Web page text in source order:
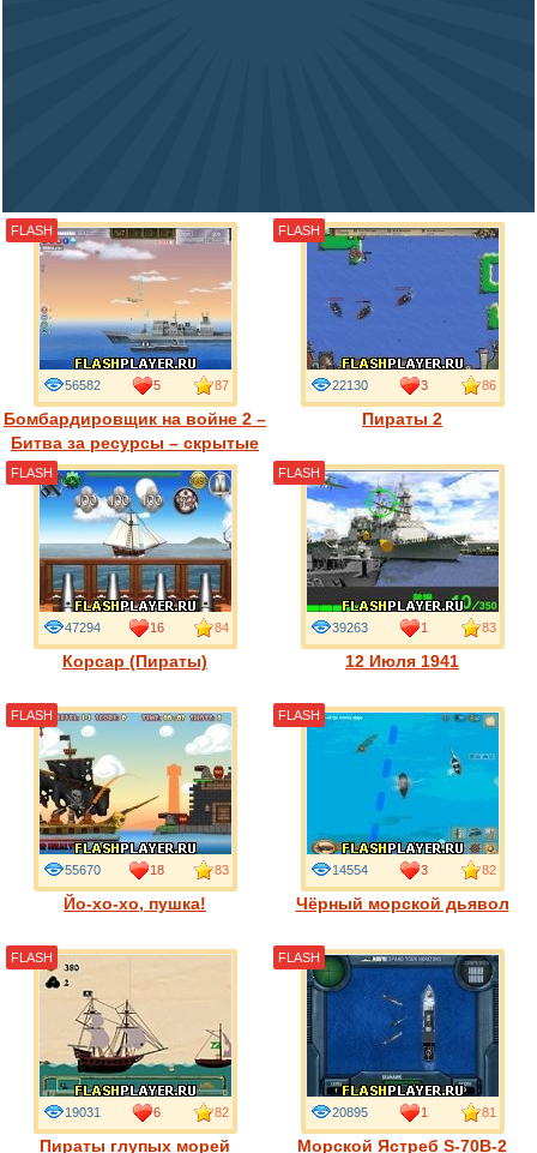
Бомбардировщик на войне 2 –
Битва за ресурсы – скрытые
события
56582 5 87
FLASH
Пираты 2
22130 3 86
FLASH
Корсар (Пираты)
47294 16 84
FLASH
12 Июля 1941
39263 1 83
FLASH
Йо-хо-хо, пушка!
55670 18 83
FLASH
Чёрный морской дьявол
14554 3 82
FLASH
Пираты глупых морей
19031 6 82
FLASH
Морской Ястреб S-70B-2
20895 1 81
FLASH